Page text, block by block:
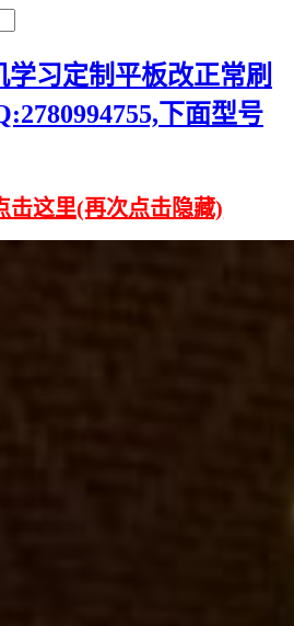
习定制平板改正常刷
下面型号
击这里(再次点击隐藏)